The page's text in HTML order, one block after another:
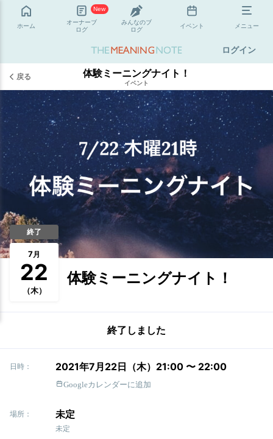
ホーム
New
オーナーブ
ログ
みんなのブ
ログ
イベント メニュー
ログイン
戻る 体験ミーニングナイト！
イベント
終了
7月
22
（木）
体験ミーニングナイト！
終了しました
日時： 2021年7月22日（木）21:00 〜 22:00
Googleカレンダーに追加
場所： 未定
未定